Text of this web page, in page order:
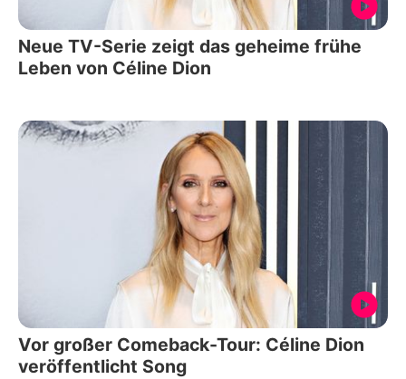
Neue TV-Serie zeigt das geheime frühe
Leben von Céline Dion
Vor großer Comeback-Tour: Céline Dion
veröffentlicht Song